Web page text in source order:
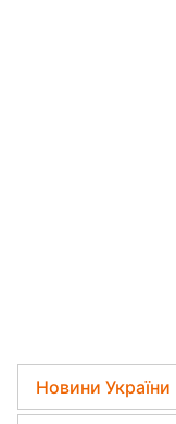
Новини України